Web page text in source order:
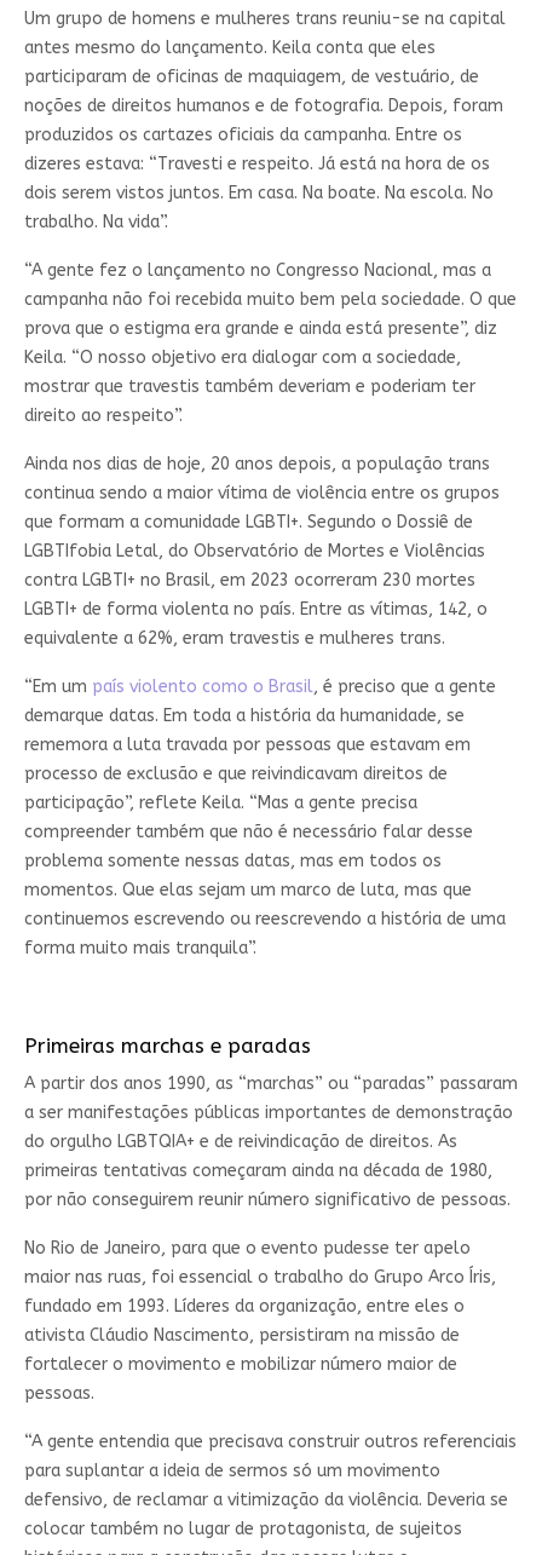
Um grupo de homens e mulheres trans reuniu-se na capital
antes mesmo do lançamento. Keila conta que eles
participaram de oficinas de maquiagem, de vestuário, de
noções de direitos humanos e de fotografia. Depois, foram
produzidos os cartazes oficiais da campanha. Entre os
dizeres estava: “Travesti e respeito. Já está na hora de os
dois serem vistos juntos. Em casa. Na boate. Na escola. No
trabalho. Na vida”.
“A gente fez o lançamento no Congresso Nacional, mas a
campanha não foi recebida muito bem pela sociedade. O que
prova que o estigma era grande e ainda está presente”, diz
Keila. “O nosso objetivo era dialogar com a sociedade,
mostrar que travestis também deveriam e poderiam ter
direito ao respeito”.
Ainda nos dias de hoje, 20 anos depois, a população trans
continua sendo a maior vítima de violência entre os grupos
que formam a comunidade LGBTI+. Segundo o Dossiê de
LGBTIfobia Letal, do Observatório de Mortes e Violências
contra LGBTI+ no Brasil, em 2023 ocorreram 230 mortes
LGBTI+ de forma violenta no país. Entre as vítimas, 142, o
equivalente a 62%, eram travestis e mulheres trans.
“Em um país violento como o Brasil, é preciso que a gente
demarque datas. Em toda a história da humanidade, se
rememora a luta travada por pessoas que estavam em
processo de exclusão e que reivindicavam direitos de
participação”, reflete Keila. “Mas a gente precisa
compreender também que não é necessário falar desse
problema somente nessas datas, mas em todos os
momentos. Que elas sejam um marco de luta, mas que
continuemos escrevendo ou reescrevendo a história de uma
forma muito mais tranquila”.
Primeiras marchas e paradas
A partir dos anos 1990, as “marchas” ou “paradas” passaram
a ser manifestações públicas importantes de demonstração
do orgulho LGBTQIA+ e de reivindicação de direitos. As
primeiras tentativas começaram ainda na década de 1980,
por não conseguirem reunir número significativo de pessoas.
No Rio de Janeiro, para que o evento pudesse ter apelo
maior nas ruas, foi essencial o trabalho do Grupo Arco Íris,
fundado em 1993. Líderes da organização, entre eles o
ativista Cláudio Nascimento, persistiram na missão de
fortalecer o movimento e mobilizar número maior de
pessoas.
“A gente entendia que precisava construir outros referenciais
para suplantar a ideia de sermos só um movimento
defensivo, de reclamar a vitimização da violência. Deveria se
colocar também no lugar de protagonista, de sujeitos